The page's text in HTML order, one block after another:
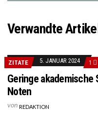
Verwandte
ZITATE 5. JANUAR 2024 1
Geringe
Noten
von REDAKTION